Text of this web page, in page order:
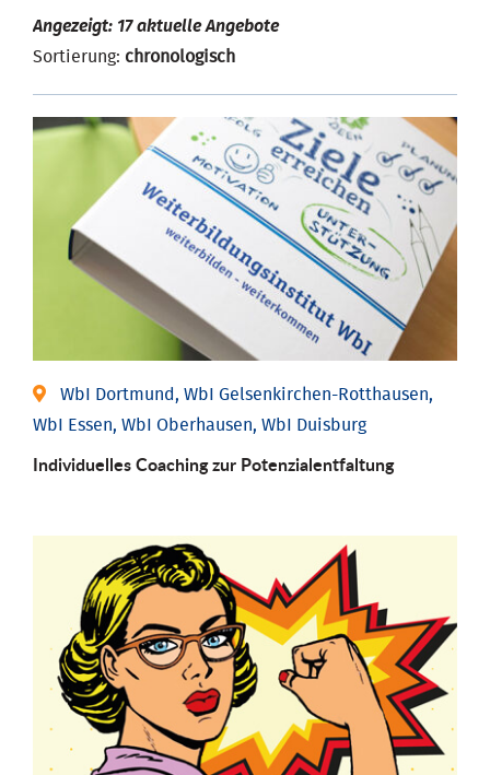
Angezeigt: 17 aktuelle Angebote
Sortierung: chronologisch
WbI Dortmund, WbI Gelsenkirchen-Rotthausen,
WbI Essen, WbI Oberhausen, WbI Duisburg
Individuelles Coaching zur Potenzialentfaltung